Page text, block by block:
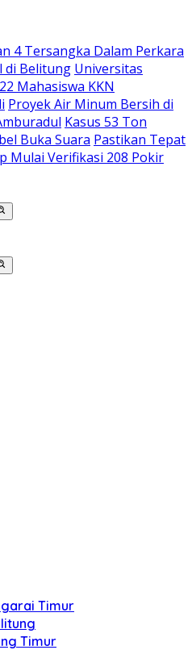
4 Tersangka Dalam Perkara
di Belitung Universitas
Mahasiswa KKN
Proyek Air Minum Bersih di
Kasus 53 Ton
Buka Suara Pastikan Tepat
Mulai Verifikasi 208 Pokir
Timur
Timur